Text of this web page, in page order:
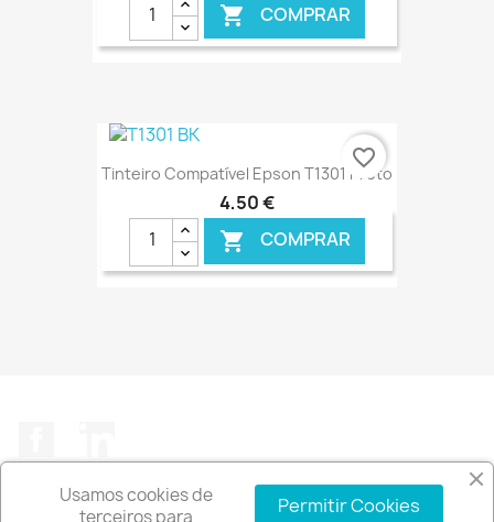
 COMPRAR
€ ONLINE
Tinteiro Compatível Epson T1301 Preto
4,50 €
 COMPRAR
favorite_border
Usamos cookies de
terceiros para
Permitir Cookies